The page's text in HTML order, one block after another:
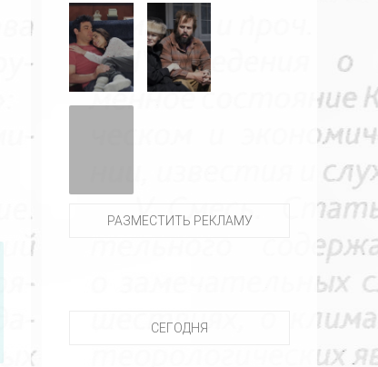
РАЗМЕСТИТЬ РЕКЛАМУ
СЕГОДНЯ